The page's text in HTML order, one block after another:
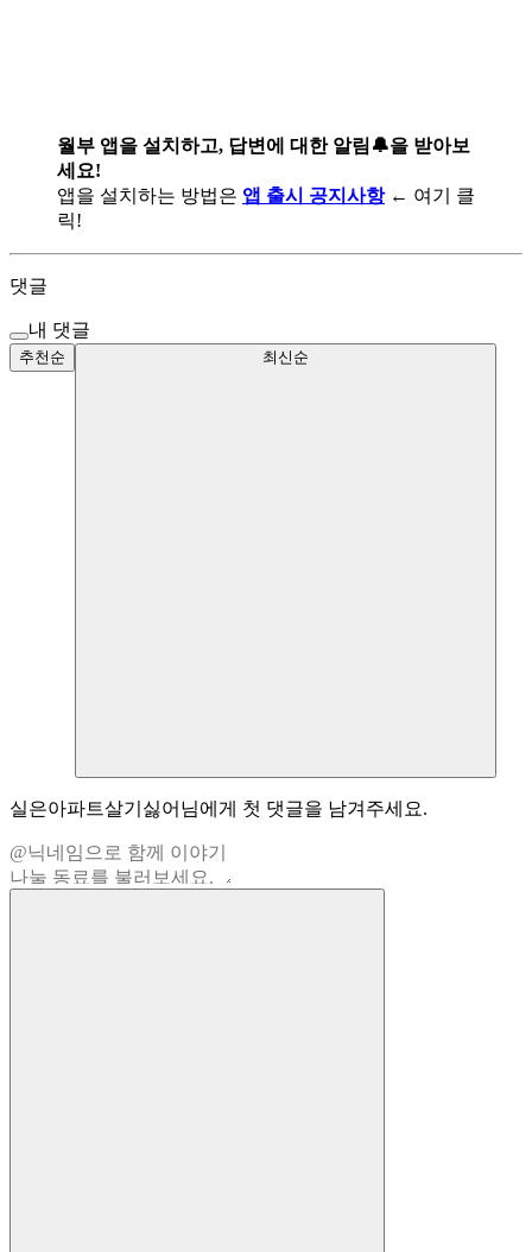
월부 앱을 설치하고, 답변에 대한 알림🔔을 받아보
세요!
앱을 설치하는 방법은 앱 출시 공지사항← 여기 클
릭!
댓글
내 댓글
추천순 최신순
실은아파트살기싫어 님에게 첫 댓글을 남겨주세요.